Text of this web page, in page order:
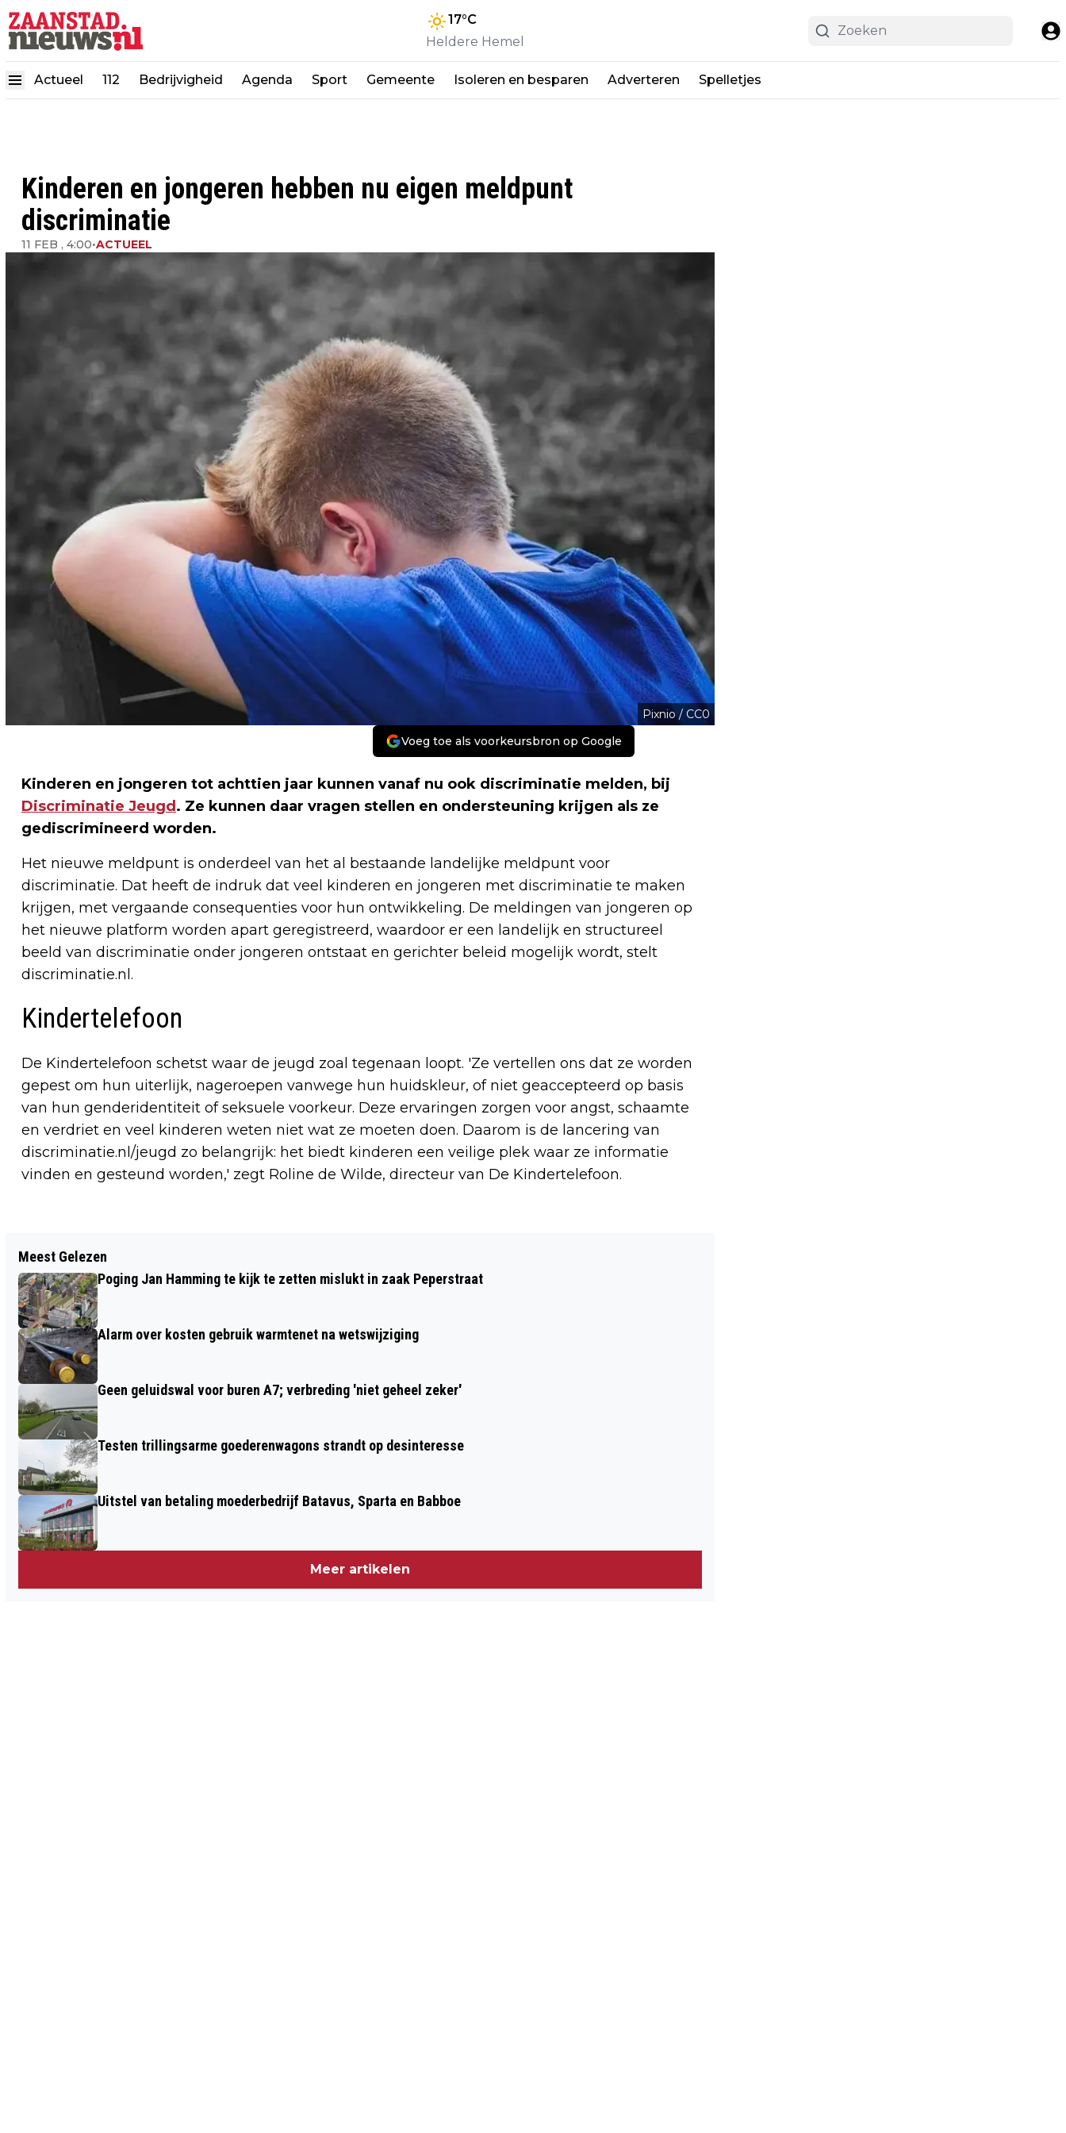
17°C
Heldere Hemel
Actueel 112 Bedrijvigheid Agenda Sport Gemeente Isoleren en besparen Adverteren Spelletjes
Kinderen en jongeren hebben nu eigen meldpunt
discriminatie
11 FEB , 4:00•ACTUEEL
Pixnio / CC0
Voeg toe als voorkeursbron op Google
Kinderen en jongeren tot achttien jaar kunnen vanaf nu ook discriminatie melden, bij
Discriminatie Jeugd . Ze kunnen daar vragen stellen en ondersteuning krijgen als ze
gediscrimineerd worden.
Het nieuwe meldpunt is onderdeel van het al bestaande landelijke meldpunt voor
discriminatie. Dat heeft de indruk dat veel kinderen en jongeren met discriminatie te maken
krijgen, met vergaande consequenties voor hun ontwikkeling. De meldingen van jongeren op
het nieuwe platform worden apart geregistreerd, waardoor er een landelijk en structureel
beeld van discriminatie onder jongeren ontstaat en gerichter beleid mogelijk wordt, stelt
discriminatie.nl.
Kindertelefoon
De Kindertelefoon schetst waar de jeugd zoal tegenaan loopt. 'Ze vertellen ons dat ze worden
gepest om hun uiterlijk, nageroepen vanwege hun huidskleur, of niet geaccepteerd op basis
van hun genderidentiteit of seksuele voorkeur. Deze ervaringen zorgen voor angst, schaamte
en verdriet en veel kinderen weten niet wat ze moeten doen. Daarom is de lancering van
discriminatie.nl/jeugd zo belangrijk: het biedt kinderen een veilige plek waar ze informatie
vinden en gesteund worden,' zegt Roline de Wilde, directeur van De Kindertelefoon.
LEEN BAKKER EN KWANTUM NAAR
DUITS INVESTERINGSBEDRIJF
HAARLEM LIJKEN PLAFOND TE
Meest Gelezen
Poging Jan Hamming te kijk te zetten mislukt in zaak Peperstraat
Alarm over kosten gebruik warmtenet na wetswijziging
Geen geluidswal voor buren A7; verbreding 'niet geheel zeker'
Testen trillingsarme goederenwagons strandt op desinteresse
Uitstel van betaling moederbedrijf Batavus, Sparta en Babboe
Meer artikelen